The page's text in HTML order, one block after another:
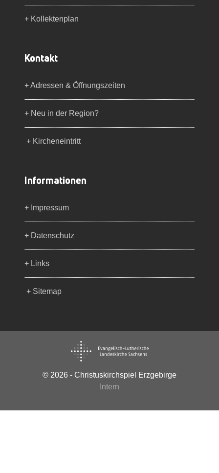
+ Kollektenplan
Kontakt
+ Adressen & Öffnungszeiten
+ Neu in der Region?
+ Kircheneintritt
Informationen
+ Impressum
+ Datenschutz
+ Links
+ Sitemap
© 2026 - Christuskirchspiel Erzgebirge
Intern